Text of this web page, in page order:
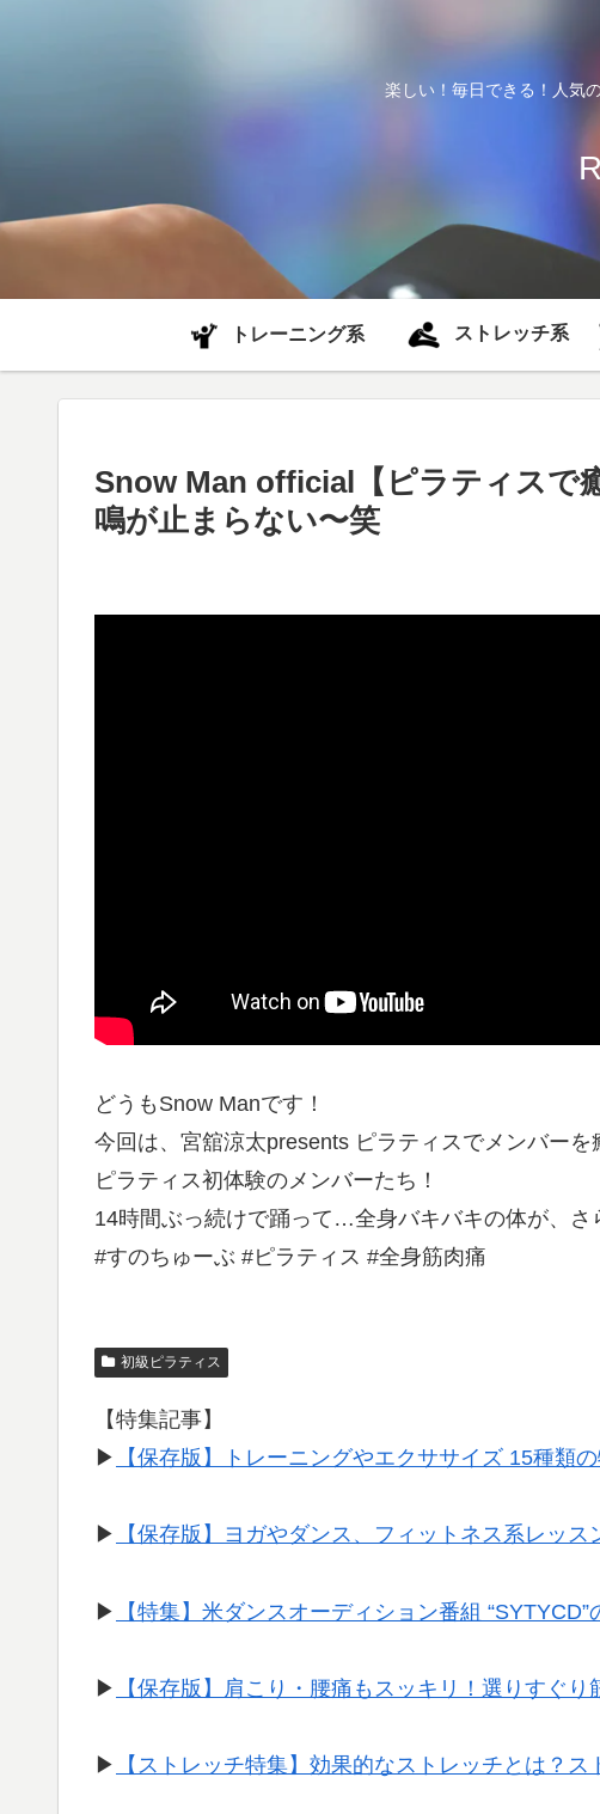
楽しい！毎日できる！人気
トレーニング系 ストレッチ系
Snow Man official【ピラティスで
鳴が止まらない〜笑
どうもSnow Manです！
今回は、宮舘涼太presents ピラティスでメンバーを
ピラティス初体験のメンバーたち！
14時間ぶっ続けで踊って…全身バキバキの体が、さ
#すのちゅーぶ #ピラティス #全身筋肉痛
初級ピラティス
【特集記事】
▶︎
【保存版】トレーニングやエクササイズ 15種類
▶︎ 【保存版】ヨガやダンス、フィットネス系レッス
▶︎ 【特集】米ダンスオーディション番組
▶︎ 【保存版】肩こり・腰痛もスッキリ！選りすぐ
▶︎ 【ストレッチ特集】効果的なストレッチとは？ス